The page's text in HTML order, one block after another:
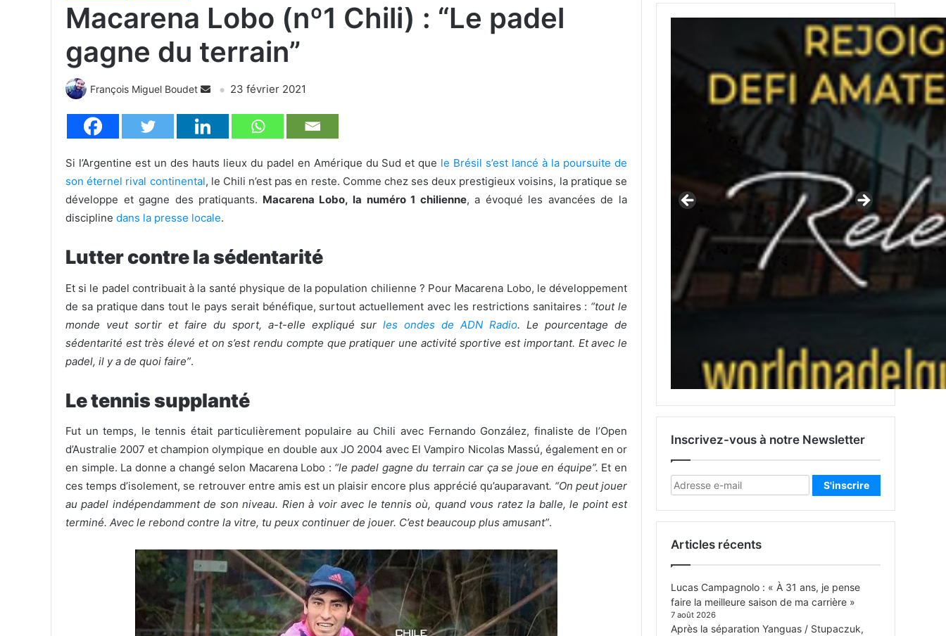
Macarena Lobo (nº1 Chili) : “Le padel
gagne du terrain”
François Miguel Boudet 23 février 2021
Si l’Argentine est un des hauts lieux du padel en Amérique du Sud et que le Brésil s’est lancé à la poursuite de
son éternel rival continental, le Chili n’est pas en reste. Comme chez ses deux prestigieux voisins, la pratique se
développe et gagne des pratiquants. Macarena Lobo, la numéro 1 chilienne, a évoqué les avancées de la
discipline dans la presse locale.
Lutter contre la sédentarité
Et si le padel contribuait à la santé physique de la population chilienne ? Pour Macarena Lobo, le développement
de sa pratique dans tout le pays serait bénéfique, surtout actuellement avec les restrictions sanitaires : “tout le
monde veut sortir et faire du sport, a-t-elle expliqué surles ondes de ADN Radio. Le pourcentage de
sédentarité est très élevé et on s’est rendu compte que pratiquer une activité sportive est important. Et avec le
padel, il y a de quoi faire”.
Le tennis supplanté
Fut un temps, le tennis était particulièrement populaire au Chili avec Fernando González, finaliste de l’Open
d’Australie 2007 et champion olympique en double aux JO 2004 avec El Vampiro Nicolas Massú, également en or
en simple. La donne a changé selon Macarena Lobo : “le padel gagne du terrain car ça se joue en équipe”. Et en
ces temps d’isolement, se retrouver entre amis est un plaisir encore plus apprécié qu’auparavant. “On peut jouer
au padel indépendamment de son niveau. Rien à voir avec le tennis où, quand vous ratez la balle, le point est
terminé. Avec le rebond contre la vitre, tu peux continuer de jouer. C’est beaucoup plus amusant”.
Inscrivez-vous à notre Newsletter
Articles récents
Lucas Campagnolo : « À 31 ans, je pense
faire la meilleure saison de ma carrière »
7 août 2026
Après la séparation Yanguas / Stupaczuk,